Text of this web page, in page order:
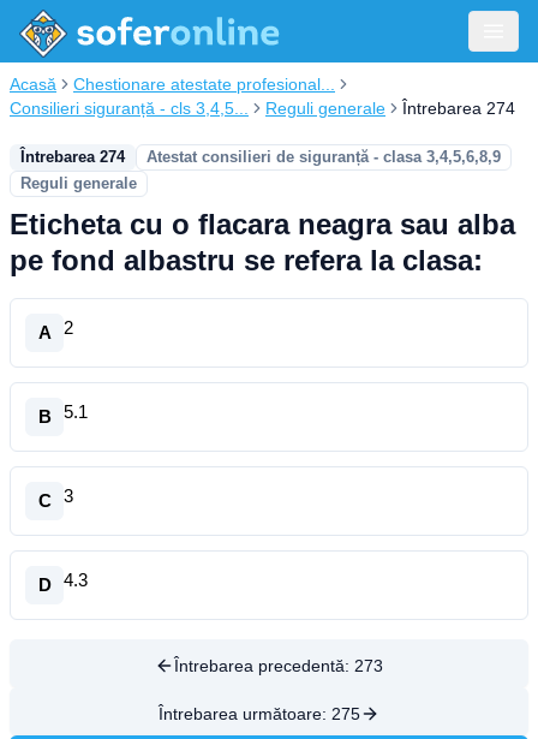
Acasă
Chestionare atestate profesional...
Consilieri siguranță - cls 3,4,5...
Reguli generale Întrebarea 274
Întrebarea 274
Atestat consilieri de siguranță - clasa 3,4,5,6,8,9
Reguli generale
Eticheta cu o flacara neagra sau alba
pe fond albastru se refera la clasa:
A 2
B 5.1
C 3
D 4.3
Întrebarea precedentă: 273
Întrebarea următoare: 275